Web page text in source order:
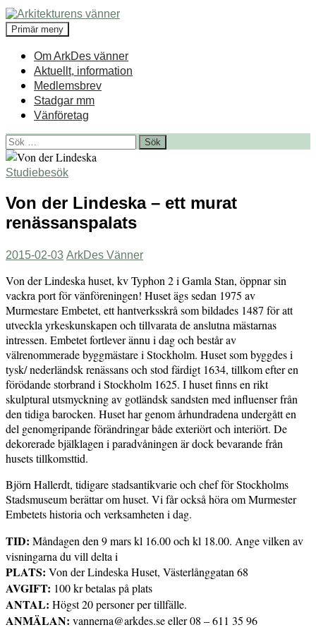
Hoppa
till
innehåll
Arkitekturens vänner
Sök
Primär meny
Om ArkDes vänner
Aktuellt, information
Medlemsbrev
Stadgar mm
Vänföretag
Sök
efter:
Studiebesök
Von der Lindeska – ett murat
renässanspalats
2015-02-03 ArkDes Vänner
Von der Lindeska huset, kv Typhon 2 i Gamla Stan, öppnar sin
vackra port för vänföreningen! Huset ägs sedan 1975 av
Murmestare Embetet, ett hantverksskrå som bildades 1487 för att
utveckla yrkeskunskapen och tillvarata de anslutna mästarnas
intressen. Embetet fortlever ännu i dag och består av
välrenommerade byggmästare i Stockholm. Huset som byggdes i
tysk/ nederländsk renässans och stod färdigt 1634, tillkom efter en
förödande storbrand i Stockholm 1625. I huset finns en rikt
skulptural utsmyckning av gotländsk sandsten med influenser från
den tidiga barocken. Huset har genom århundradena undergått en
del genomgripande förändringar både exteriört och interiört. De
dekorerade bjälklagen i paradvåningen är dock bevarande från
husets tillkomsttid.
Björn Hallerdt, tidigare stadsantikvarie och chef för Stockholms
Stadsmuseum berättar om huset. Vi får också höra om Murmester
Embetets historia och verksamheten i dag.
TID: Måndagen den 9 mars kl 16.00 och kl 18.00. Ange vilken av
visningarna du vill delta i
PLATS: Von der Lindeska Huset, Västerlånggatan 68
AVGIFT: 100 kr betalas på plats
ANTAL: Högst 20 personer per tillfälle.
ANMÄLAN: vannerna@arkdes.se eller 08 – 611 35 96